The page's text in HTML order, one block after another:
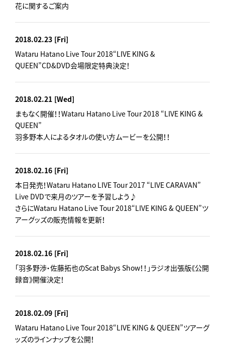
花に関するご案内
2018.02.23 [Fri]
Wataru Hatano Live Tour 2018“LIVE KING &
QUEEN”CD&DVD会場限定特典決定！
2018.02.21 [Wed]
まもなく開催！！Wataru Hatano Live Tour 2018 “LIVE KING &
QUEEN”
羽多野本人によるタオルの使い方ムービーを公開！！
2018.02.16 [Fri]
本日発売！Wataru Hatano LIVE Tour 2017 “LIVE CARAVAN”
Live DVDで来月のツアーを予習しよう♪
さらにWataru Hatano Live Tour 2018“LIVE KING & QUEEN”ツ
アーグッズの販売情報を更新！
2018.02.16 [Fri]
「羽多野渉・佐藤拓也のScat Babys Show！！」ラジオ出張版《公開
録音》開催決定！
2018.02.09 [Fri]
Wataru Hatano Live Tour 2018“LIVE KING & QUEEN”ツアーグ
ッズのラインナップを公開！